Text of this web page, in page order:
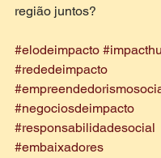
região juntos?
#elodeimpacto
#rededeimpacto
#negociosdeimpacto
#responsabilidadesocial
#embaixadores